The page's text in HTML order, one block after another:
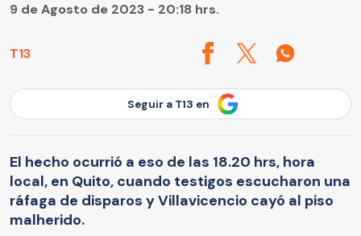
T13
9 de Agosto de 2023 - 20:18 hrs.
Seguir a T13 en
El hecho ocurrió a eso de las 18.20 hrs, hora
local, en Quito, cuando testigos escucharon una
ráfaga de disparos y Villavicencio cayó al piso
malherido.